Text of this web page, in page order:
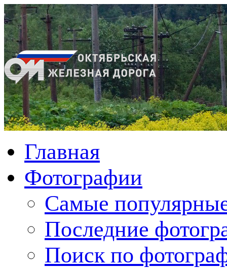
Главная
Фотографии
Cамые
Последние
Поиск по